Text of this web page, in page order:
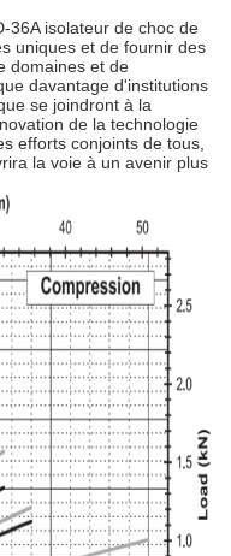
36A isolateur de choc de
uniques et de fournir des
domaines et de
davantage d'institutions
se joindront à la
de la technologie
efforts conjoints de tous,
la voie à un avenir plus